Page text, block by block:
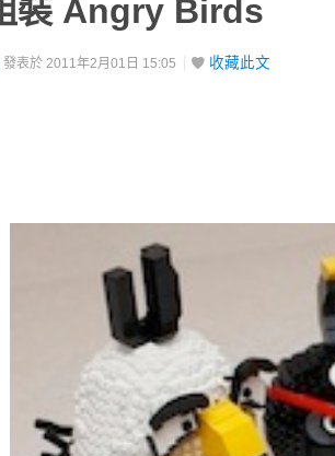
裝 Angry Birds
發表於 2011年2月01日 15:05 收藏此文